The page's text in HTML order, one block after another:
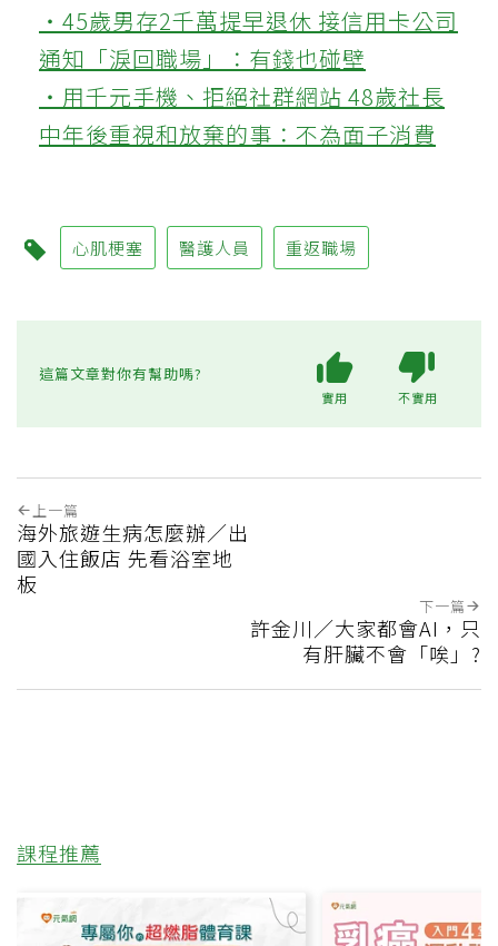
‧45歲男存2千萬提早退休 接信用卡公司
通知「淚回職場」：有錢也碰壁
‧用千元手機、拒絕社群網站 48歲社長
中年後重視和放棄的事：不為面子消費
心肌梗塞 醫護人員 重返職場
這篇文章對你有幫助嗎?
實用 不實用
上一篇
海外旅遊生病怎麼辦／出
國入住飯店 先看浴室地
板
下一篇
許金川／大家都會AI，只
有肝臟不會「唉」?
課程推薦